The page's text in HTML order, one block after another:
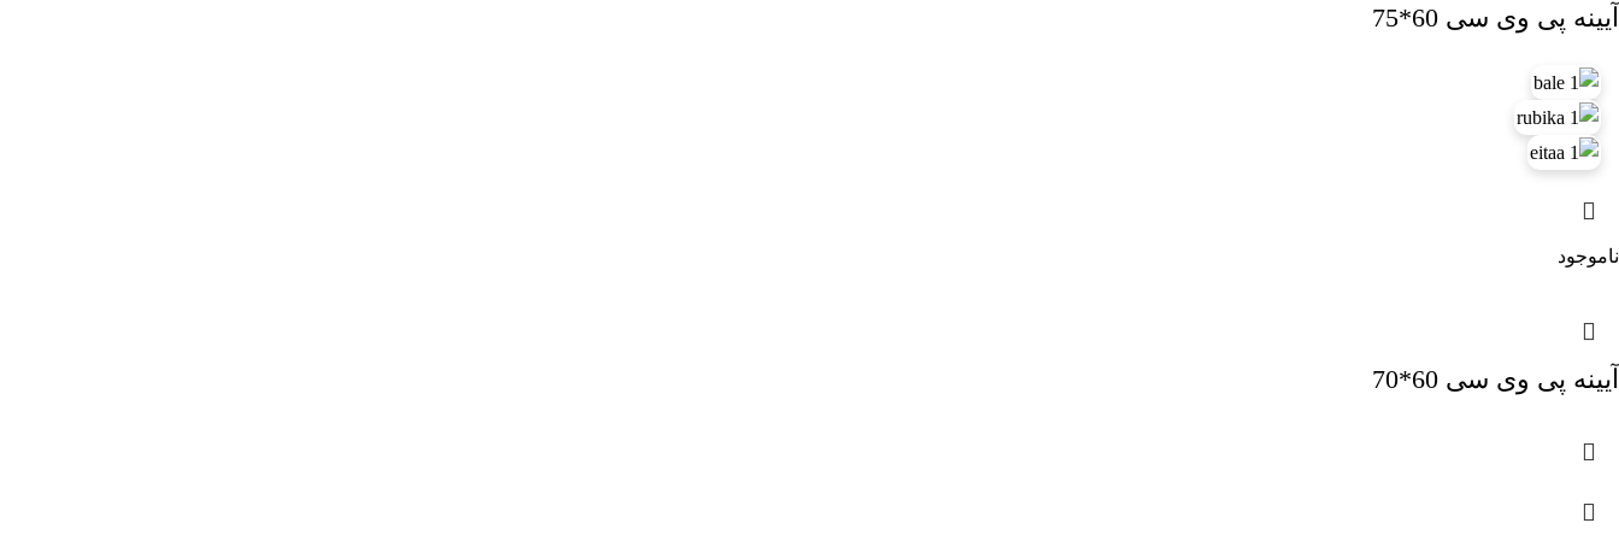
آیینه پی وی سی 60*75
ناموجود
آیینه پی وی سی 60*70